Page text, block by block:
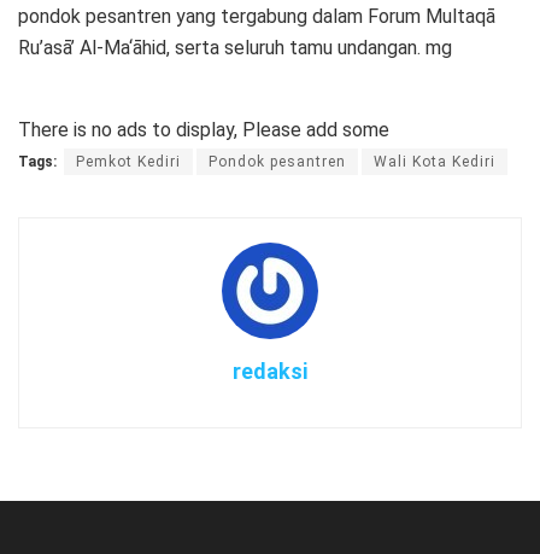
pondok pesantren yang tergabung dalam Forum Multaqā
Ru’asā’ Al-Ma‘āhid, serta seluruh tamu undangan. mg
There is no ads to display, Please add some
Tags: Pemkot Kediri Pondok pesantren Wali Kota Kediri
redaksi